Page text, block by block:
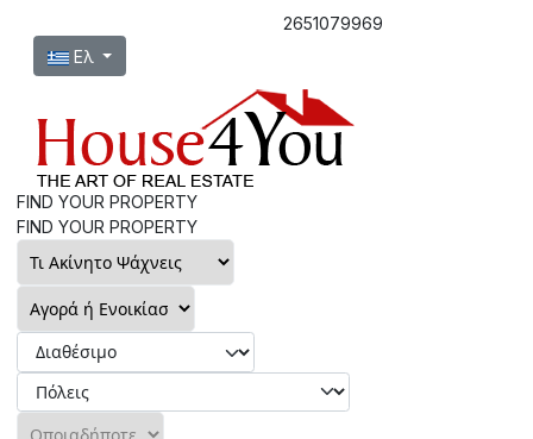
2651079969
Επιλέξτε τη γλώσσα σας
Ελ
FIND YOUR PROPERTY
FIND YOUR PROPERTY